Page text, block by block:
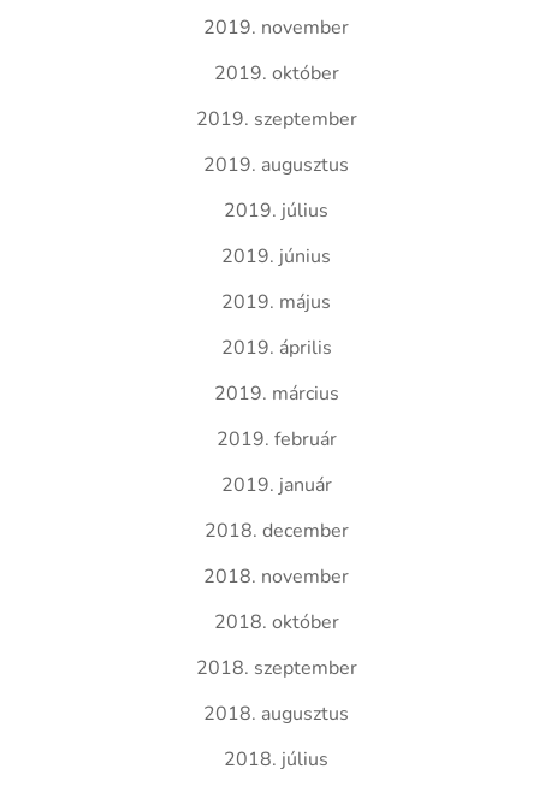
2019. november
2019. október
2019. szeptember
2019. augusztus
2019. július
2019. június
2019. május
2019. április
2019. március
2019. február
2019. január
2018. december
2018. november
2018. október
2018. szeptember
2018. augusztus
2018. július